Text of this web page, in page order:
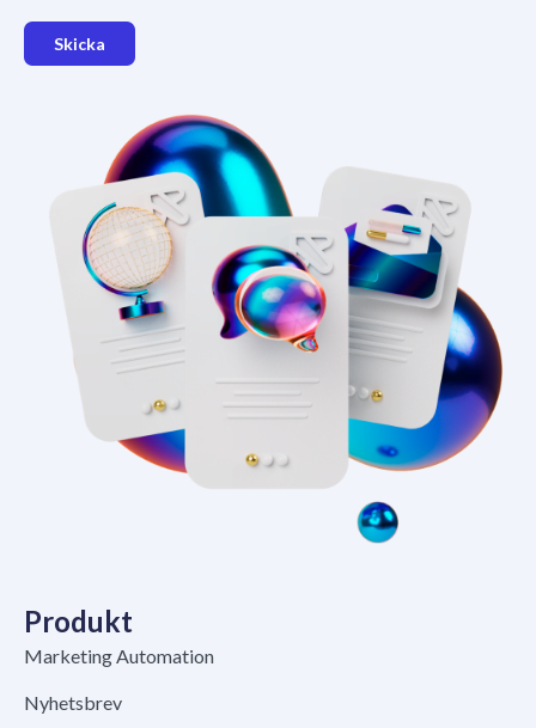
Skicka
Produkt
Marketing Automation
Nyhetsbrev